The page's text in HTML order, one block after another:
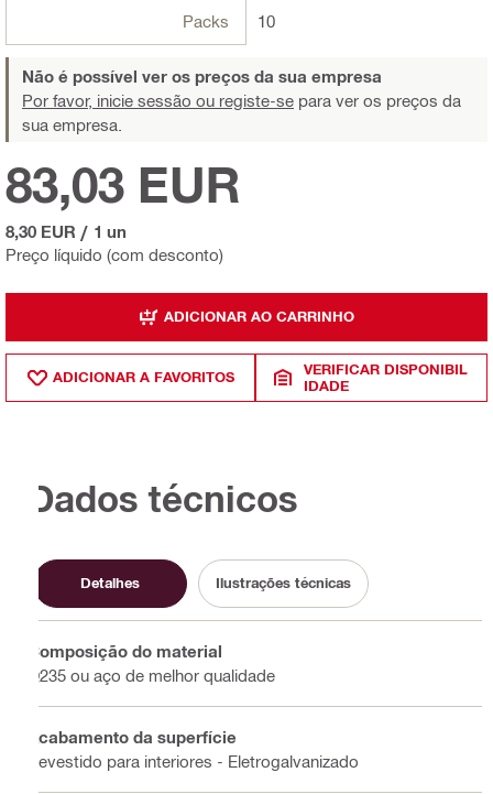
Packs 10
Não é possível ver os preços da sua empresa
Por favor, inicie sessão ou registe-se para ver os preços da
sua empresa.
Preço líquido (com desconto)
83,03 EUR
8,30 EUR / 1 un
ADICIONAR AO CARRINHO
ADICIONAR A FAVORITOS
VERIFICAR DISPONIBIL
IDADE
Dados técnicos
Detalhes Ilustrações técnicas
Composição do material
Q235 ou aço de melhor qualidade
Acabamento da superfície
Revestido para interiores - Eletrogalvanizado